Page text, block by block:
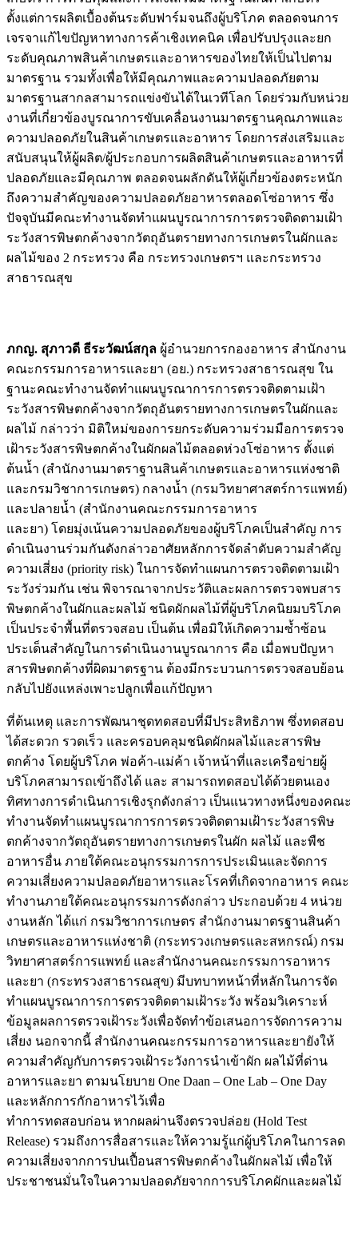
ตั้งแต่การผลิตเบื้องต้นระดับฟาร์มจนถึงผู้บริโภค ตลอดจนการ
เจรจาแก้ไขปัญหาทางการค้าเชิงเทคนิค เพื่อปรับปรุงและยก
ระดับคุณภาพสินค้าเกษตรและอาหารของไทยให้เป็นไปตาม
มาตรฐาน รวมทั้งเพื่อให้มีคุณภาพและความปลอดภัยตาม
มาตรฐานสากลสามารถแข่งขันได้ในเวทีโลก โดยร่วมกับหน่วย
งานที่เกี่ยวข้องบูรณาการขับเคลื่อนงานมาตรฐานคุณภาพและ
ความปลอดภัยในสินค้าเกษตรและอาหาร โดยการส่งเสริมและ
สนับสนุนให้ผู้ผลิต/ผู้ประกอบการผลิตสินค้าเกษตรและอาหารที่
ปลอดภัยและมีคุณภาพ ตลอดจนผลักดันให้ผู้เกี่ยวข้องตระหนัก
ถึงความสำคัญของความปลอดภัยอาหารตลอดโซ่อาหาร ซึ่ง
ปัจจุบันมีคณะทำงานจัดทำแผนบูรณาการการตรวจติดตามเฝ้า
ระวังสารพิษตกค้างจากวัตถุอันตรายทางการเกษตรในผักและ
ผลไม้ของ 2 กระทรวง คือ กระทรวงเกษตรฯ และกระทรวง
สาธารณสุข
ภกญ. สุภาวดี ธีระวัฒน์สกุล ผู้อำนวยการกองอาหาร สำนักงาน
คณะกรรมการอาหารและยา (อย.) กระทรวงสาธารณสุข ใน
ฐานะคณะทำงานจัดทำแผนบูรณาการการตรวจติดตามเฝ้า
ระวังสารพิษตกค้างจากวัตถุอันตรายทางการเกษตรในผักและ
ผลไม้ กล่าวว่า มิติใหม่ของการยกระดับความร่วมมือการตรวจ
เฝ้าระวังสารพิษตกค้างในผักผลไม้ตลอดห่วงโซ่อาหาร ตั้งแต่
ต้นน้ำ (สำนักงานมาตราฐานสินค้าเกษตรและอาหารแห่งชาติ
และกรมวิชาการเกษตร) กลางน้ำ (กรมวิทยาศาสตร์การแพทย์)
และปลายน้ำ (สำนักงานคณะกรรมการอาหาร
และยา) โดยมุ่งเน้นความปลอดภัยของผู้บริโภคเป็นสำคัญ การ
ดำเนินงานร่วมกันดังกล่าวอาศัยหลักการจัดลำดับความสำคัญ
ความเสี่ยง (priority risk) ในการจัดทำแผนการตรวจติดตามเฝ้า
ระวังร่วมกัน เช่น พิจารณาจากประวัติและผลการตรวจพบสาร
พิษตกค้างในผักและผลไม้ ชนิดผักผลไม้ที่ผู้บริโภคนิยมบริโภค
เป็นประจำพื้นที่ตรวจสอบ เป็นต้น เพื่อมิให้เกิดความซ้ำซ้อน
ประเด็นสำคัญในการดำเนินงานบูรณาการ คือ เมื่อพบปัญหา
สารพิษตกค้างที่ผิดมาตรฐาน ต้องมีกระบวนการตรวจสอบย้อน
กลับไปยังแหล่งเพาะปลูกเพื่อแก้ปัญหา
ที่ต้นเหตุ และการพัฒนาชุดทดสอบที่มีประสิทธิภาพ ซึ่งทดสอบ
ได้สะดวก รวดเร็ว และครอบคลุมชนิดผักผลไม้และสารพิษ
ตกค้าง โดยผู้บริโภค พ่อค้า-แม่ค้า เจ้าหน้าที่และเครือข่ายผู้
บริโภคสามารถเข้าถึงได้ และ สามารถทดสอบได้ด้วยตนเอง
ทิศทางการดำเนินการเชิงรุกดังกล่าว เป็นแนวทางหนึ่งของคณะ
ทำงานจัดทำแผนบูรณาการการตรวจติดตามเฝ้าระวังสารพิษ
ตกค้างจากวัตถุอันตรายทางการเกษตรในผัก ผลไม้ และพืช
อาหารอื่น ภายใต้คณะอนุกรรมการการประเมินและจัดการ
ความเสี่ยงความปลอดภัยอาหารและโรคที่เกิดจากอาหาร คณะ
ทำงานภายใต้คณะอนุกรรมการดังกล่าว ประกอบด้วย 4 หน่วย
งานหลัก ได้แก่ กรมวิชาการเกษตร สำนักงานมาตรฐานสินค้า
เกษตรและอาหารแห่งชาติ (กระทรวงเกษตรและสหกรณ์) กรม
วิทยาศาสตร์การแพทย์ และสำนักงานคณะกรรมการอาหาร
และยา (กระทรวงสาธารณสุข) มีบทบาทหน้าที่หลักในการจัด
ทำแผนบูรณาการการตรวจติดตามเฝ้าระวัง พร้อมวิเคราะห์
ข้อมูลผลการตรวจเฝ้าระวังเพื่อจัดทำข้อเสนอการจัดการความ
เสี่ยง นอกจากนี้ สำนักงานคณะกรรมการอาหารและยายังให้
ความสำคัญกับการตรวจเฝ้าระวังการนำเข้าผัก ผลไม้ที่ด่าน
อาหารและยา ตามนโยบาย One Daan – One Lab – One Day
และหลักการกักอาหารไว้เพื่อ
ทำการทดสอบก่อน หากผลผ่านจึงตรวจปล่อย (Hold Test
Release) รวมถึงการสื่อสารและให้ความรู้แก่ผู้บริโภคในการลด
ความเสี่ยงจากการปนเปื้อนสารพิษตกค้างในผักผลไม้ เพื่อให้
ประชาชนมั่นใจในความปลอดภัยจากการบริโภคผักและผลไม้